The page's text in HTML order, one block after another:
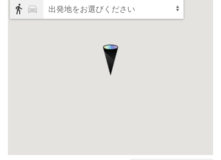
出発地をお選びください